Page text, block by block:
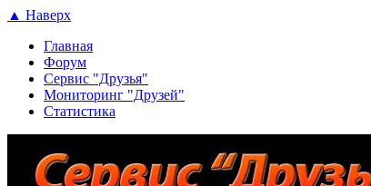
▲ Наверх
Главная
Форум
Сервис "Друзья"
Мониторинг "Друзей"
Статистика